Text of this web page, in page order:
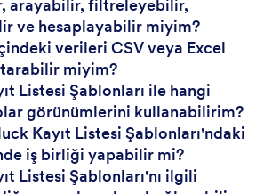
arayabilir, filtreleyebilir,
ve hesaplayabilir miyim?
verileri CSV veya Excel
miyim?
Listesi Şablonları ile hangi
görünümlerini kullanabilirim?
Kayıt Listesi Şablonları'ndaki
iş birliği yapabilir mi?
Listesi Şablonları'nı ilgili